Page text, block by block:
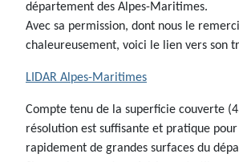
département des Alpes-Maritimes.
Avec sa permission, dont nous le
chaleureusement, voici le lien vers son
LIDAR Alpes-Maritimes
Compte tenu de la superficie couverte
résolution est suffisante et pratique
rapidement de grandes surfaces du